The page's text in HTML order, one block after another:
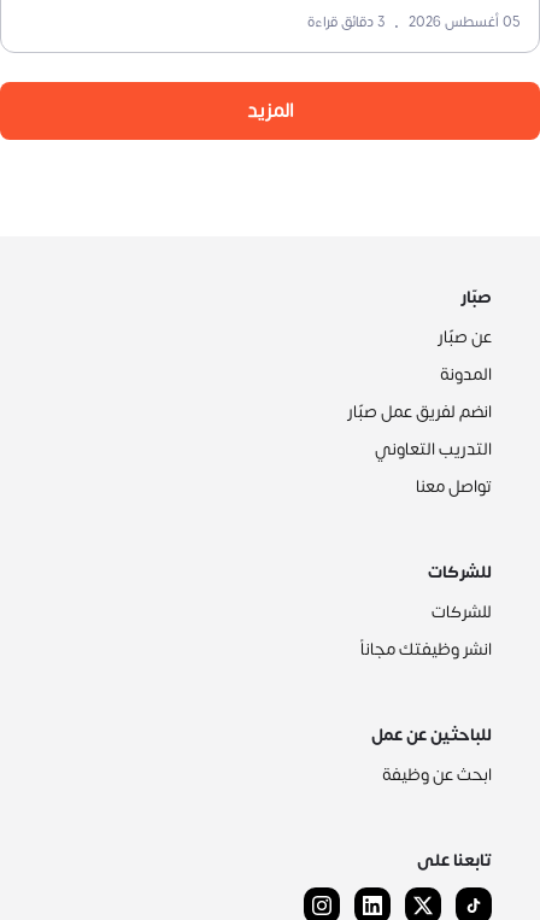
05 أغسطس 2026 •
3دقائق قراءة
المزيد
صبّار
عن صبّار
المدونة
انضم لفريق عمل صبّار
التدريب التعاوني
تواصل معنا
للشركات
للشركات
انشر وظيفتك مجاناً
للباحثين عن عمل
ابحث عن وظيفة
تابعنا على